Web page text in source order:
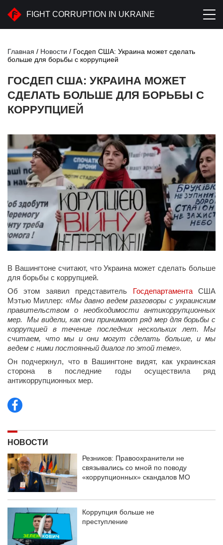
FIGHT CORRUPTION IN UKRAINE
Главная / Новости / Госдеп США: Украина может сделать
больше для борьбы с коррупцией
ГОСДЕП США: УКРАИНА МОЖЕТ
СДЕЛАТЬ БОЛЬШЕ ДЛЯ БОРЬБЫ С
КОРРУПЦИЕЙ
В Вашингтоне считают, что Украина может сделать больше
для борьбы с коррупцией.
Об этом заявил представитель ГосдепартаментаСША
Мэтью Миллер: «Мы давно ведем разговоры с украинским
правительством о необходимости антикоррупционных
мер. Мы видели, как они принимают ряд мер для борьбы с
коррупцией в течение последних нескольких лет. Мы
считаем, что мы и они могут сделать больше, и мы
ведем с ними постоянный диалог по этой теме».
Он подчеркнул, что в Вашингтоне видят, как украинская
сторона в последние годы осуществила ряд
антикоррупционных мер.
НОВОСТИ
Резников: Правоохранители не
связывались со мной по поводу
«коррупционных» скандалов МО
Коррупция больше не
преступление